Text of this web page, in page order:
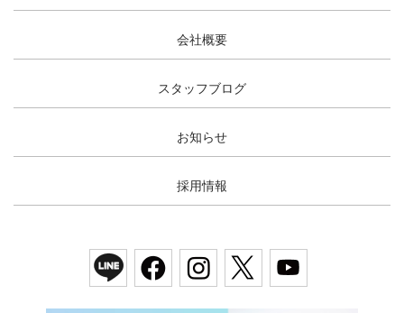
会社概要
スタッフブログ
お知らせ
採用情報